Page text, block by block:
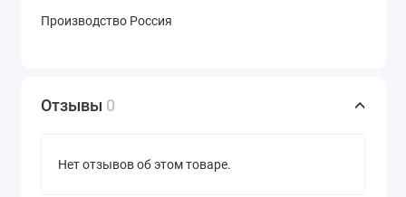
Производство Россия
Отзывы 0
Нет отзывов об этом товаре.